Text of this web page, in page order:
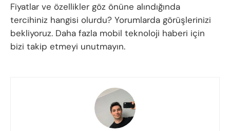
Fiyatlar ve özellikler göz önüne alındığında
tercihiniz hangisi olurdu? Yorumlarda görüşlerinizi
bekliyoruz. Daha fazla mobil teknoloji haberi için
bizi takip etmeyi unutmayın.